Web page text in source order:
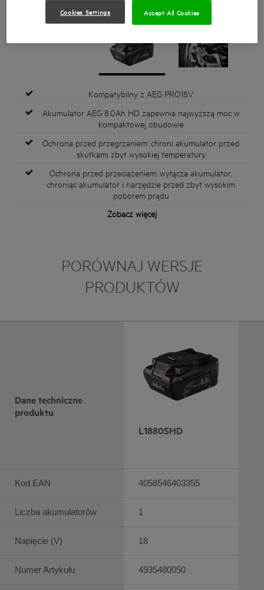
Kompatybilny z AEG PRO18V
Akumulator AEG 8.0Ah HD zapewnia najwyższą moc w
kompaktowej obudowie
Ochrona przed przegrzaniem: chroni akumulator przed
skutkami zbyt wysokiej temperatury
Ochrona przed przeciążeniem: wyłącza akumulator,
chroniąc akumulator i narzędzie przed zbyt wysokim
poborem prądu
Zobacz więcej
PORÓWNAJ WERSJE
PRODUKTÓW
Dane techniczne
produktu
Kod EAN
Liczba akumulatorów
Napięcie (V)
Numer Artykułu
L1880SHD
4058546403355
1
18
4935480050
Cookies Settings Accept All Cookies